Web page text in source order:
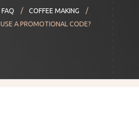
FAQ
COFFEE MAKING
A PROMOTIONAL CODE?